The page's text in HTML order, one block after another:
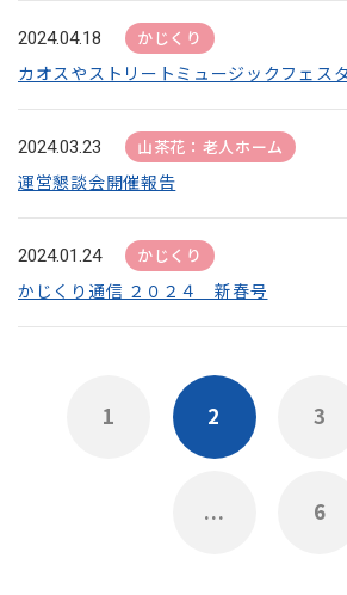
2024.04.18 かじくり
カオスやストリートミュージックフェス
2024.03.23 山茶花：老人ホーム
運営懇談会開催報告
2024.01.24 かじくり
かじくり通信 ２０２４ 新春号
1 2 3
... 6